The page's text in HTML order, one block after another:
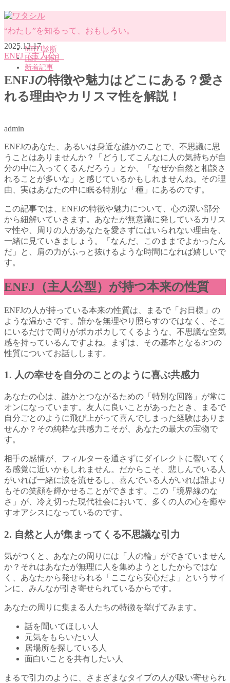
“わたし”を知るって、おもしろい。
MBTI診断
HSP・HSE
新着記事
MENU
2025.12.17
ENFJ（主人公）
ENFJの特徴や魅力はどこにある？愛さ
れる理由やカリスマ性を解説！
admin
ENFJのあなた、あるいは身近な誰かのことで、不思議に思
うことはありませんか？「どうしてこんなに人の気持ちが自
分の中に入ってくるんだろう」とか、「なぜか自然と相談さ
れることが多いな」と感じているかもしれませんね。その理
由、実はあなたの中に眠る特別な「種」にあるのです。
この記事では、ENFJの特徴や魅力について、心の深い部分
から紐解いていきます。あなたが無意識に発しているカリス
マ性や、周りの人があなたを愛さずにはいられない理由を、
一緒に見ていきましょう。「なんだ、このままでよかったん
だ」と、肩の力がふっと抜けるような時間になれば嬉しいで
す。
ENFJ（主人公型）が持つ本来の性質
ENFJの人が持っている本来の性質は、まるで「お日様」の
ような温かさです。誰かを無理やり照らすのではなく、そこ
にいるだけで周りがポカポカしてくるような、不思議な空気
感を持っているんですよね。まずは、その基本となる3つの
性質についてお話しします。
1. 人の幸せを自分のことのように喜ぶ共感力
あなたの心は、誰かとつながるための「特別な回路」が常に
オンになっています。友人に良いことがあったとき、まるで
自分ごとのように飛び上がって喜んでしまった経験はありま
せんか？その純粋な共感力こそが、あなたの最大の宝物で
す。
相手の感情が、フィルターを通さずにダイレクトに響いてく
る感覚に近いかもしれません。だからこそ、悲しんでいる人
がいれば一緒に涙を流せるし、喜んでいる人がいれば誰より
もその笑顔を輝かせることができます。この「境界線のな
さ」が、冷え切った現代社会において、多くの人の心を癒や
すオアシスになっているのです。
2. 自然と人が集まってくる不思議な引力
気がつくと、あなたの周りには「人の輪」ができていません
か？それはあなたが無理に人を集めようとしたからではな
く、あなたから発せられる「ここなら安心だよ」というサイ
ンに、みんなが引き寄せられているからです。
あなたの周りに集まる人たちの特徴を挙げてみます。
話を聞いてほしい人
元気をもらいたい人
居場所を探している人
面白いことを共有したい人
まるで引力のように、さまざまなタイプの人が吸い寄せられ